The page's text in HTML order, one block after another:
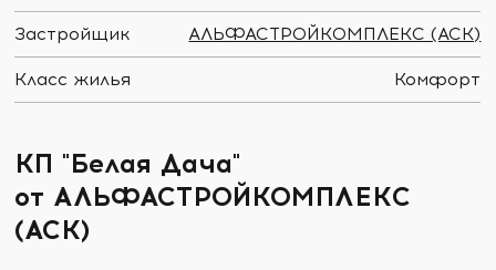
Застройщик АЛЬФАСТРОЙКОМПЛЕКС (АСК)
Класс жилья Комфорт
КП "Белая Дача"
от АЛЬФАСТРОЙКОМПЛЕКС
(АСК)